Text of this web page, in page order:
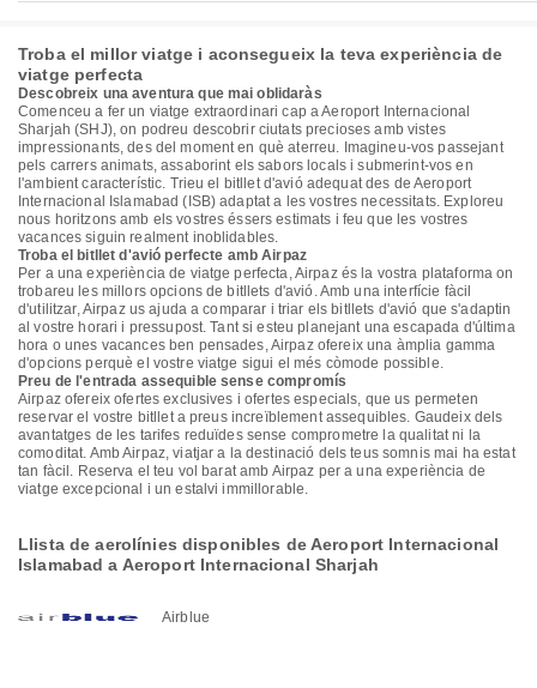
Troba el millor viatge i aconsegueix la teva experiència de
viatge perfecta
Descobreix una aventura que mai oblidaràs
Comenceu a fer un viatge extraordinari cap a Aeroport Internacional
Sharjah (SHJ), on podreu descobrir ciutats precioses amb vistes
impressionants, des del moment en què aterreu. Imagineu-vos passejant
pels carrers animats, assaborint els sabors locals i submerint-vos en
l'ambient característic. Trieu el bitllet d'avió adequat des de Aeroport
Internacional Islamabad (ISB) adaptat a les vostres necessitats. Exploreu
nous horitzons amb els vostres éssers estimats i feu que les vostres
vacances siguin realment inoblidables.
Troba el bitllet d'avió perfecte amb Airpaz
Per a una experiència de viatge perfecta, Airpaz és la vostra plataforma on
trobareu les millors opcions de bitllets d'avió. Amb una interfície fàcil
d'utilitzar, Airpaz us ajuda a comparar i triar els bitllets d'avió que s'adaptin
al vostre horari i pressupost. Tant si esteu planejant una escapada d'última
hora o unes vacances ben pensades, Airpaz ofereix una àmplia gamma
d'opcions perquè el vostre viatge sigui el més còmode possible.
Preu de l'entrada assequible sense compromís
Airpaz ofereix ofertes exclusives i ofertes especials, que us permeten
reservar el vostre bitllet a preus increïblement assequibles. Gaudeix dels
avantatges de les tarifes reduïdes sense comprometre la qualitat ni la
comoditat. Amb Airpaz, viatjar a la destinació dels teus somnis mai ha estat
tan fàcil. Reserva el teu vol barat amb Airpaz per a una experiència de
viatge excepcional i un estalvi immillorable.
Llista de aerolínies disponibles de Aeroport Internacional
Islamabad a Aeroport Internacional Sharjah
Airblue